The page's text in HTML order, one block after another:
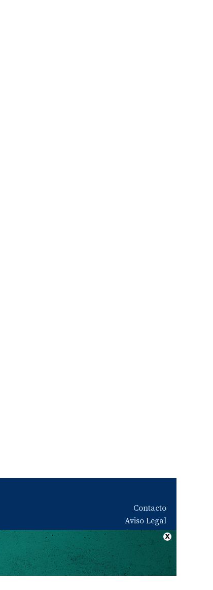
Contacto
Aviso Legal
Quiénes somos
Política de privacidad